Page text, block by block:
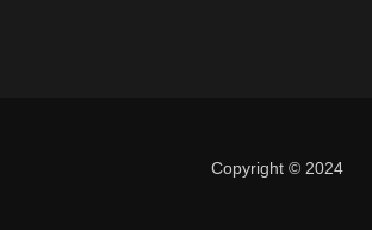
Copyright © 2024